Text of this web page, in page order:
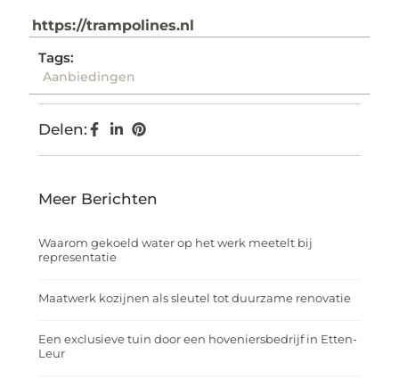
https://trampolines.nl
Tags:
Aanbiedingen
Delen:
Meer Berichten
Waarom gekoeld water op het werk meetelt bij
representatie
Maatwerk kozijnen als sleutel tot duurzame renovatie
Een exclusieve tuin door een hoveniersbedrijf in Etten-
Leur